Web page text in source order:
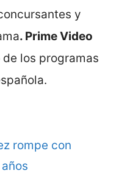
y
. Prime Video
los programas
rompe con